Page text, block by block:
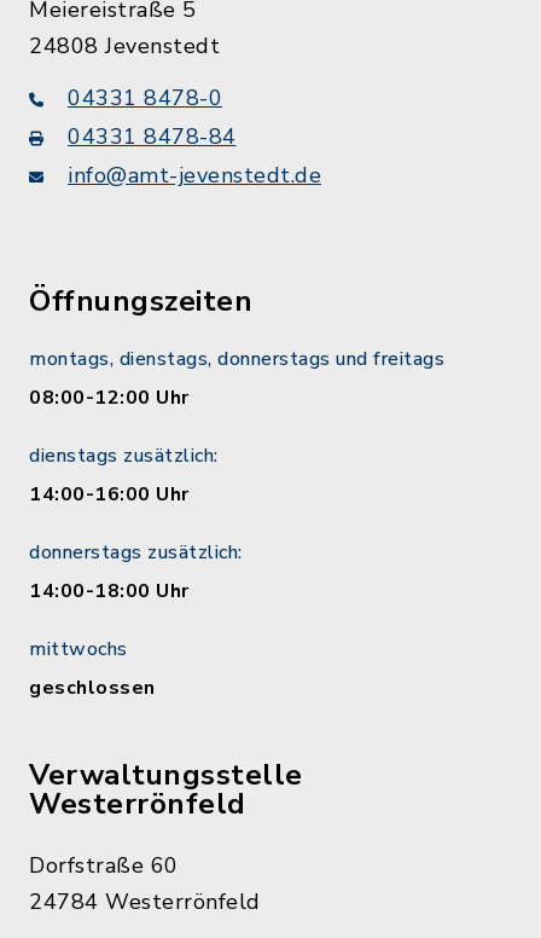
Meiereistraße 5
24808 Jevenstedt
04331 8478-0
04331 8478-84
info@amt-jevenstedt.de
Öffnungszeiten
montags, dienstags, donnerstags und freitags
08:00-12:00 Uhr
dienstags zusätzlich:
14:00-16:00 Uhr
donnerstags zusätzlich:
14:00-18:00 Uhr
mittwochs
geschlossen
Verwaltungsstelle
Westerrönfeld
Dorfstraße 60
24784 Westerrönfeld